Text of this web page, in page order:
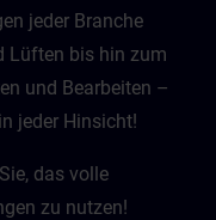
jeder Branche
Lüften bis hin zum
und Bearbeiten –
jeder Hinsicht!​
das volle
zu nutzen!